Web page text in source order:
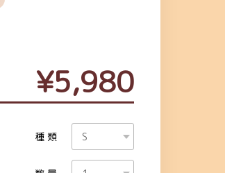
¥5,980
種類